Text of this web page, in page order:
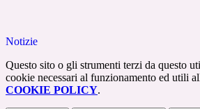
Notizie
Questo sito o gli strumenti terzi da questo
cookie necessari al funzionamento ed utili
COOKIE POLICY.